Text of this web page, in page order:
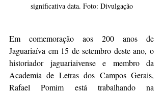
significativa data. Foto: Divulgação
Em comemoração aos 200 anos de
Jaguariaíva em 15 de setembro deste ano, o
historiador jaguariaivense e membro da
Academia de Letras dos Campos Gerais,
Rafael Pomim está trabalhando na